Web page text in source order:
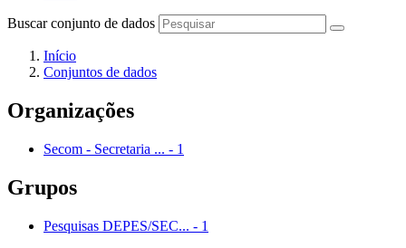
Buscar conjunto de dados
Início
Conjuntos de dados
Organizações
Secom - Secretaria ... - 1
Grupos
Pesquisas DEPES/SEC... - 1